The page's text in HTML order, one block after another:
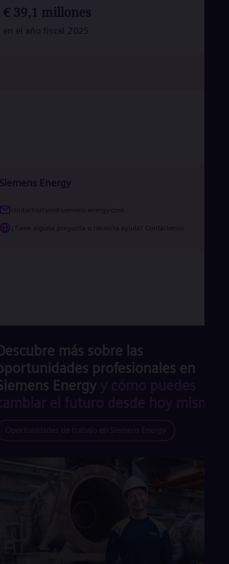
€ 39,1 millones
en el año fiscal 2025
Energy
contact-latam@siemens-energy.com
¿Tiene alguna pregunta o necesita ayuda? Contáctenos
más sobre las
profesionales en
Energy y cómo puedes
el futuro desde hoy mismo.
Oportunidades de trabajo en Siemens Energy